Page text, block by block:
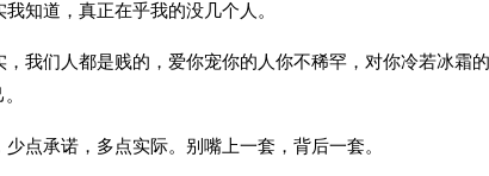
道，真正在乎我的没几个人。
们人都是贱的，爱你宠你的人你不稀罕，对你冷若冰霜
承诺，多点实际。别嘴上一套，背后一套。